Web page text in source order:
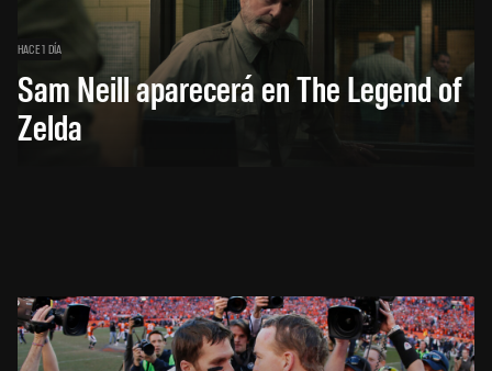
HACE 1 DÍA
Sam Neill aparecerá en The Legend of
Zelda